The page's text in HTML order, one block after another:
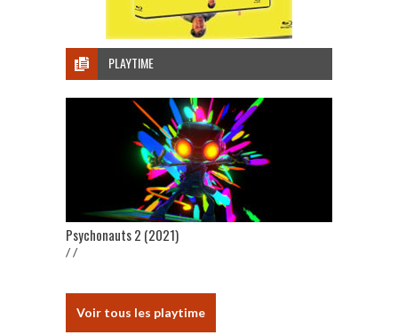
PLAYTIME
Psychonauts 2 (2021)
/ /
Voir tous les playtime